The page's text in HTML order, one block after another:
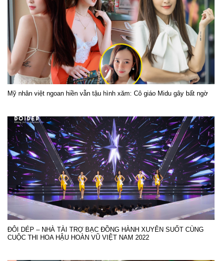
Mỹ nhân việt ngoan hiền vẫn tậu hình xăm: Cô giáo Midu gây bất ngờ
ĐÔI DÉP – NHÀ TÀI TRỢ BẠC ĐỒNG HÀNH XUYÊN SUỐT CÙNG
CUỘC THI HOA HẬU HOÀN VŨ VIỆT NAM 2022